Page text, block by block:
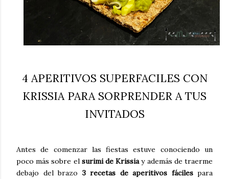
4 APERITIVOS SUPERFACILES CON
KRISSIA PARA SORPRENDER A TUS
INVITADOS
Antes de comenzar las fiestas estuve conociendo un
poco más sobre el surimi de Krissia y además de traerme
debajo del brazo 3 recetas de aperitivos fácilespara